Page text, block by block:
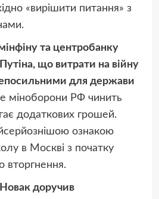
«вирішити питання» з
та центробанку
що витрати на війну
для держави
міноборони РФ чинить
додаткових грошей.
ознакою
в Москві з початку
вторгнення.
Новак доручив